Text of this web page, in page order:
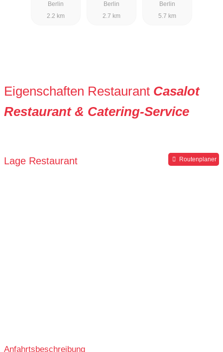
Berlin
2.2 km
Berlin
2.7 km
Berlin
5.7 km
Eigenschaften Restaurant Casalot
Restaurant & Catering-Service
Lage Restaurant Routenplaner
Anfahrtsbeschreibung